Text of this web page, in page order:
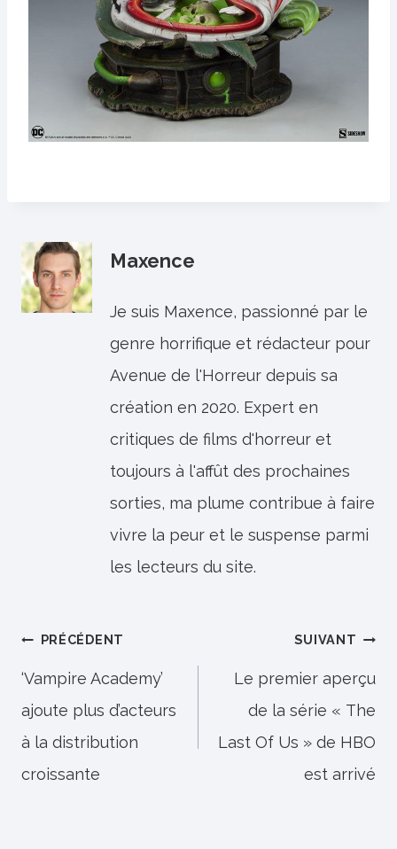
Maxence
Je suis Maxence, passionné par le
genre horrifique et rédacteur pour
Avenue de l'Horreur depuis sa
création en 2020. Expert en
critiques de films d'horreur et
toujours à l'affût des prochaines
sorties, ma plume contribue à faire
vivre la peur et le suspense parmi
les lecteurs du site.
Navigation
de
l’article
PRÉCÉDENT
‘Vampire Academy’
ajoute plus d’acteurs
à la distribution
croissante
SUIVANT
Le premier aperçu
de la série « The
Last Of Us » de HBO
est arrivé